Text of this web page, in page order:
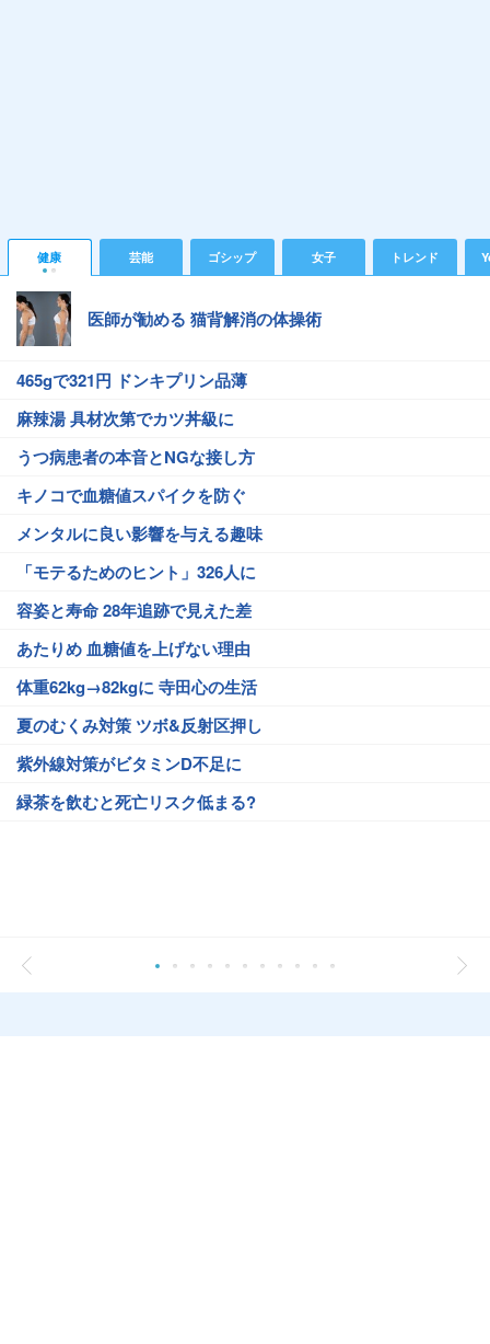
健康 芸能 ゴシップ 女子 トレンド
医師が勧める 猫背解消の体操術
465gで321円 ドンキプリン品薄
麻辣湯 具材次第でカツ丼級に
うつ病患者の本音とNGな接し方
キノコで血糖値スパイクを防ぐ
メンタルに良い影響を与える趣味
「モテるためのヒント」326人に
容姿と寿命 28年追跡で見えた差
あたりめ 血糖値を上げない理由
体重62kg→82kgに 寺田心の生活
夏のむくみ対策 ツボ&反射区押し
紫外線対策がビタミンD不足に
緑茶を飲むと死亡リスク低まる?